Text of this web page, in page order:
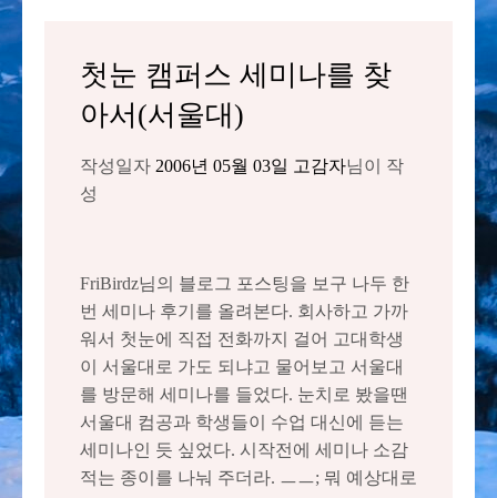
첫눈 캠퍼스 세미나를 찾
아서(서울대)
작성일자 2006년 05월 03일 고감자님이 작
성
FriBirdz님의 블로그 포스팅을 보구 나두 한
번 세미나 후기를 올려본다. 회사하고 가까
워서 첫눈에 직접 전화까지 걸어 고대학생
이 서울대로 가도 되냐고 물어보고 서울대
를 방문해 세미나를 들었다. 눈치로 봤을땐
서울대 컴공과 학생들이 수업 대신에 듣는
세미나인 듯 싶었다. 시작전에 세미나 소감
적는 종이를 나눠 주더라. ㅡㅡ; 뭐 예상대로